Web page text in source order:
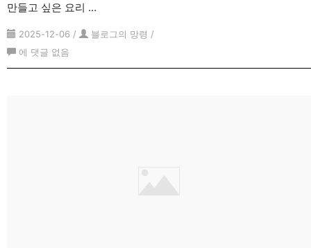
만들고 싶은 요리 …
2025-12-06 / 블로그의 망령 /
만
들
에 댓글 없음